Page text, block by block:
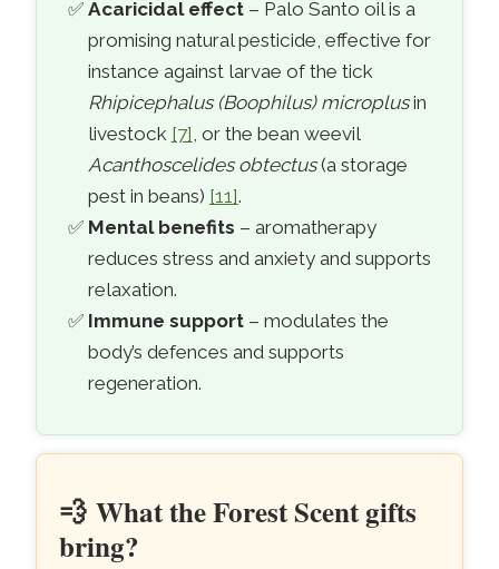
Acaricidal effect– Palo Santo oil is a
promising natural pesticide, effective for
instance against larvae of the tick
Rhipicephalus (Boophilus) microplusin
livestock [7], or the bean weevil
Acanthoscelides obtectus(a storage
pest in beans) [11].
Mental benefits – aromatherapy
reduces stress and anxiety and supports
relaxation.
Immune support– modulates the
body’s defences and supports
regeneration.
💨What the Forest Scent gifts
bring?